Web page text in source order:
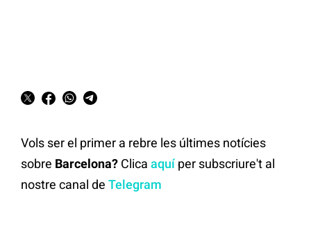
Vols ser el primer a rebre les últimes notícies
sobre Barcelona? Clica aquíper subscriure't al
nostre canal de Telegram